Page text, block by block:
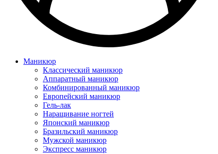
Маникюр
Классический маникюр
Аппаратный маникюр
Комбинированный маникюр
Европейский маникюр
Гель-лак
Наращивание ногтей
Японский маникюр
Бразильский маникюр
Мужской маникюр
Экспресс маникюр